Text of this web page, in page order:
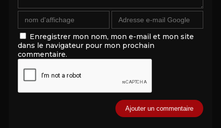
Enregistrer mon nom, mon e-mail et mon site
dans le navigateur pour mon prochain
commentaire.